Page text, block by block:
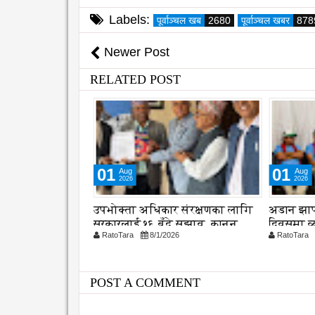
Labels: पूर्वाञ्चल खब 2680 पूर्वाञ्चल खबर
Newer Post
RELATED POST
01 Aug
2026
अडान झापाको २१ औ स्थापना
दिवसमा व्यवसायिक दक्षता,
विश्वसनीयता र गुणस्तरमा जोड
RatoTara 8/1/2026
04 Aug
2026
समयमै
RatoTara
POST A COMMENT